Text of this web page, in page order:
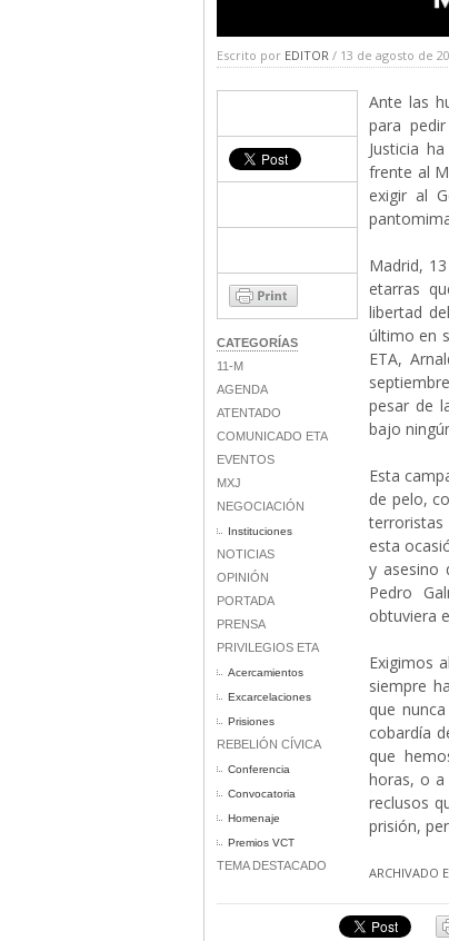
Escrito por EDITOR / 13 de agosto de
CATEGORÍAS
11-M
AGENDA
ATENTADO
COMUNICADO ETA
EVENTOS
MXJ
NEGOCIACIÓN
Instituciones
NOTICIAS
OPINIÓN
PORTADA
PRENSA
PRIVILEGIOS ETA
Acercamientos
Excarcelaciones
Prisiones
REBELIÓN CÍVICA
Conferencia
Convocatoria
Homenaje
Premios VCT
TEMA DESTACADO
Ante las
para
Justicia
frente al
exigir al
Madrid,
etarras
libertad
último en
ETA,
pesar de
bajo
Esta
de pelo,
terroristas
esta
y asesino
Pedro
obtuviera
Exigimos
siempre
que
cobardía
que
horas, o a
reclusos
prisión,
ARCHIVADO